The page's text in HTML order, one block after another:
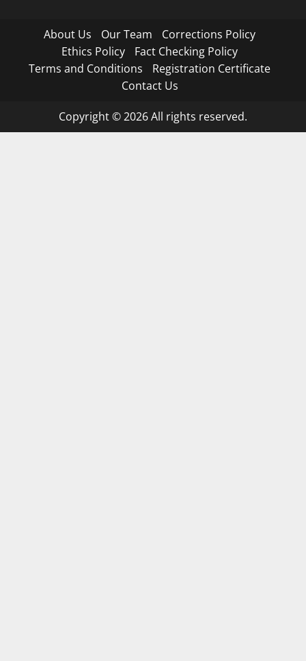
About Us Our Team
Corrections Policy
Ethics Policy
Fact Checking Policy
Terms and Conditions
Registration Certificate
Contact Us
Copyright © 2026 All rights reserved.